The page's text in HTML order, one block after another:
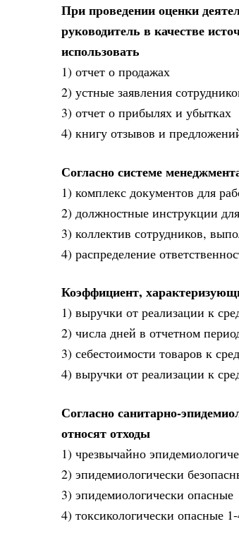
При проведении оценки
руководитель в качестве
использовать
1) отчет о продажах
2) устные заявления
3) отчет о прибылях и убытках
4) книгу отзывов и
Согласно системе
1) комплекс документов для
2) должностные инструкции
3) коллектив сотрудников,
4) распределение
Коэффициент,
1) выручки от реализации к
2) числа дней в отчетном
3) себестоимости товаров к
4) выручки от реализации к
Согласно санитарно-
относят отходы
1) чрезвычайно
2) эпидемиологически
3) эпидемиологически опасные
4) токсикологически опасные